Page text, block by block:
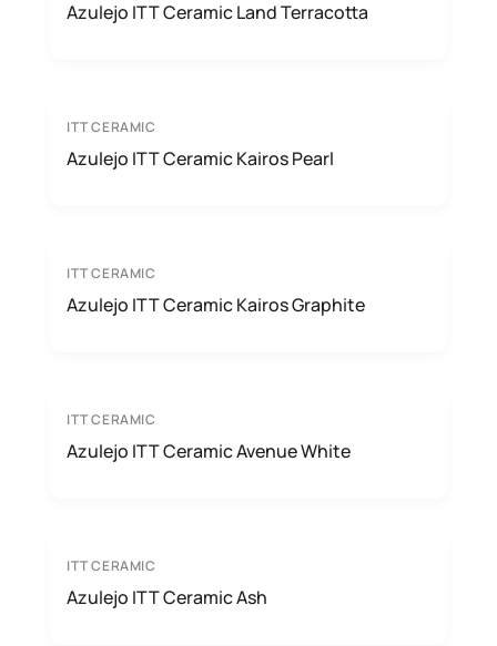
Azulejo ITT Ceramic Land Terracotta
ITT CERAMIC
Azulejo ITT Ceramic Kairos Pearl
ITT CERAMIC
Azulejo ITT Ceramic Kairos Graphite
ITT CERAMIC
Azulejo ITT Ceramic Avenue White
ITT CERAMIC
Azulejo ITT Ceramic Ash